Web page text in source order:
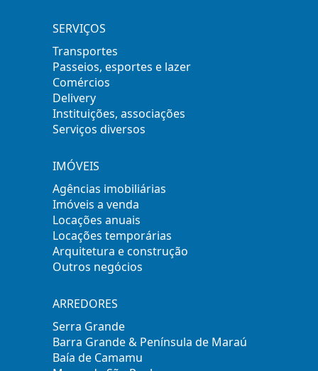
SERVIÇOS
Transportes
Passeios, esportes e lazer
Comércios
Delivery
Instituições, associações
Serviços diversos
IMÓVEIS
Agências imobiliárias
Imóveis a venda
Locações anuais
Locações temporárias
Arquitetura e construção
Outros negócios
ARREDORES
Serra Grande
Barra Grande & Península de Maraú
Baía de Camamu